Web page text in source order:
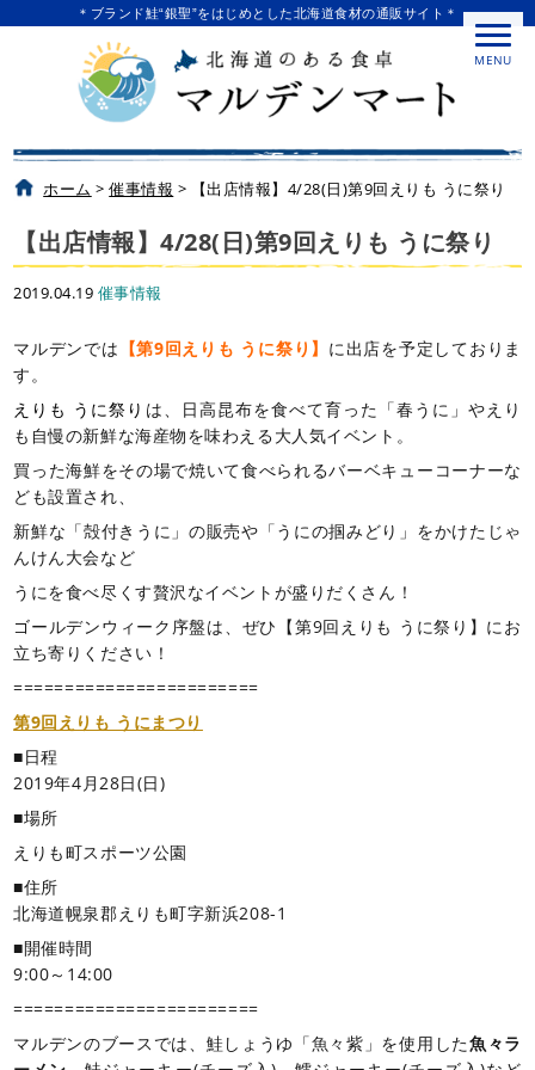
＊ブランド鮭“銀聖”をはじめとした北海道食材の通販サイト＊
MENU
ホーム >催事情報 > 【出店情報】4/28(日)第9回えりも うに祭り
【出店情報】4/28(日)第9回えりも うに祭り
2019.04.19 催事情報
マルデンでは 【第9回えりも うに祭り】 に出店を予定しておりま
す。
えりも うに祭り は、日高昆布を食べて育った「春うに」やえり
も自慢の新鮮な海産物を味わえる大人気イベント。
買った海鮮をその場で焼いて食べられるバーベキューコーナーな
ども設置され、
新鮮な「殻付きうに」の販売や「うにの掴みどり」をかけたじゃ
んけん大会など
うにを食べ尽くす贅沢なイベントが盛りだくさん！
ゴールデンウィーク序盤は、ぜひ【第9回えりも うに祭り】にお
立ち寄りください！
========================
第9回えりも うにまつり
■日程
2019年4月28日(日)
■場所
えりも町スポーツ公園
■住所
北海道幌泉郡えりも町字新浜208-1
■開催時間
9:00～14:00
========================
マルデンのブースでは、鮭しょうゆ「魚々紫」を使用した魚々ラ